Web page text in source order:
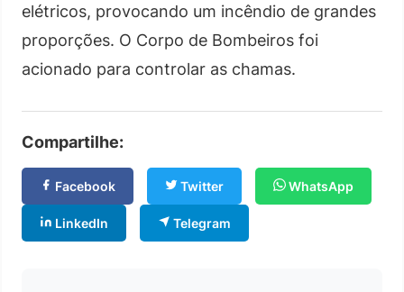
elétricos, provocando um incêndio de grandes
proporções. O Corpo de Bombeiros foi
acionado para controlar as chamas.
Compartilhe:
Facebook Twitter WhatsApp
LinkedIn Telegram